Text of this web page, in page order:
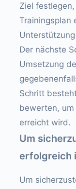
Ziel
Trainingsplan
Der nächste
Umsetzung
Schritt
bewerten,
erreicht wird.
Um
erfolgreich
Um